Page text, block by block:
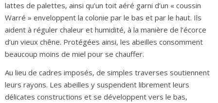
lattes de palettes, ainsi qu’un toit aéré garni d’un « coussin
Warré » enveloppent la colonie par le bas et par le haut. Ils
aident à réguler chaleur et humidité, à la manière de l’écorce
d’un vieux chêne. Protégées ainsi, les abeilles consomment
beaucoup moins de miel pour se chauffer.
Au lieu de cadres imposés, de simples traverses soutiennent
leurs rayons. Les abeilles y suspendent librement leurs
délicates constructions et se développent vers le bas,